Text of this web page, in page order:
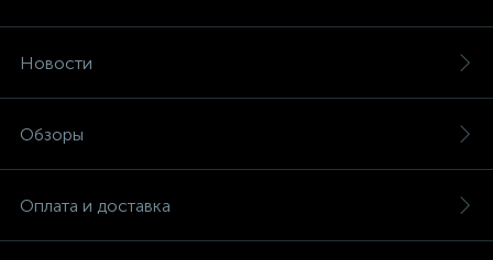
Новости
Обзоры
Оплата и доставка